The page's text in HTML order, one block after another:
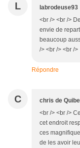
L labrodeuse93
<br /> <br />
envie de
beaucoup
/> <br /> <br />
Répondre
C chris de
<br /> <br />
cet endroit
ces
de les avoir